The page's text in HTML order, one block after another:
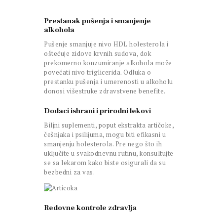
Prestanak pušenja i smanjenje
alkohola
Pušenje smanjuje nivo HDL holesterola i
oštećuje zidove krvnih sudova, dok
prekomerno konzumiranje alkohola može
povećati nivo triglicerida. Odluka o
prestanku pušenja i umerenosti u alkoholu
donosi višestruke zdravstvene benefite.
Dodaci ishrani i prirodni lekovi
Biljni suplementi, poput ekstrakta artičoke,
češnjaka i psilijuma, mogu biti efikasni u
smanjenju holesterola. Pre nego što ih
uključite u svakodnevnu rutinu, konsultujte
se sa lekarom kako biste osigurali da su
bezbedni za vas.
Redovne kontrole zdravlja